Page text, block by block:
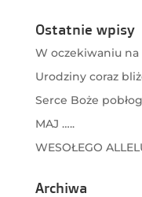
Ostatnie wpisy
W oczekiwaniu na
Urodziny coraz
Serce Boże
MAJ …..
WESOŁEGO
Archiwa